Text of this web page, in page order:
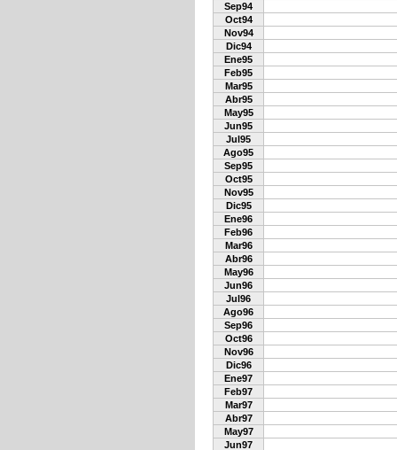
Sep94
Oct94
Nov94
Dic94
Ene95
Feb95
Mar95
Abr95
May95
Jun95
Jul95
Ago95
Sep95
Oct95
Nov95
Dic95
Ene96
Feb96
Mar96
Abr96
May96
Jun96
Jul96
Ago96
Sep96
Oct96
Nov96
Dic96
Ene97
Feb97
Mar97
Abr97
May97
Jun97